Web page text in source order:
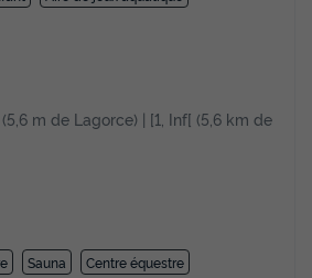
(5,6 m de Lagorce) | [1, Inf[ (5,6 km de
Sauna Centre équestre